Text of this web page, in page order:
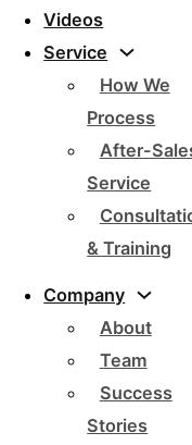
Videos
Service
How We
Process
After-
Service
& Training
Company
About
Team
Success
Stories